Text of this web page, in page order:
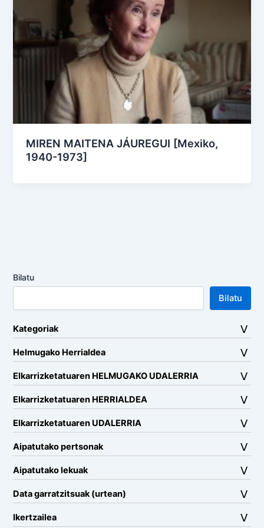
MIREN MAITENA JÁUREGUI [Mexiko,
1940-1973]
Bilatu
Bilatu
Kategoriak
Helmugako Herrialdea
Elkarrizketatuaren HELMUGAKO UDALERRIA
Elkarrizketatuaren HERRIALDEA
Elkarrizketatuaren UDALERRIA
Aipatutako pertsonak
Aipatutako lekuak
Data garratzitsuak (urtean)
Ikertzailea